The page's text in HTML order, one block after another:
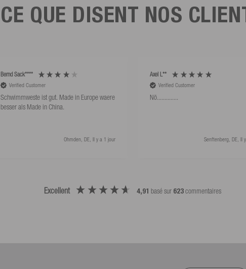
CE QUE DISENT NOS
Excellent 4,91 basé sur 623commentaires
Bernd Sack****
Verified Customer
Schwimmweste ist gut. Made in Europe waere
besser als Made in China.
Ohmden, DE, Il y a 1 jour
Axel L**
Verified Customer
Nö..............
Senftenberg, DE, Il